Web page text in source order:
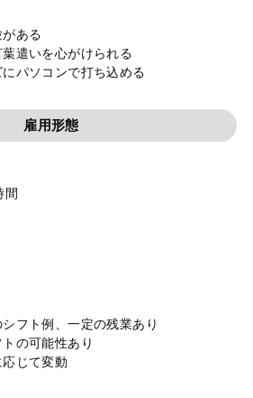
がある
遣いを心がけられる
パソコンで打ち込める
雇用形態
フト例、一定の残業あり
の可能性あり
じて変動